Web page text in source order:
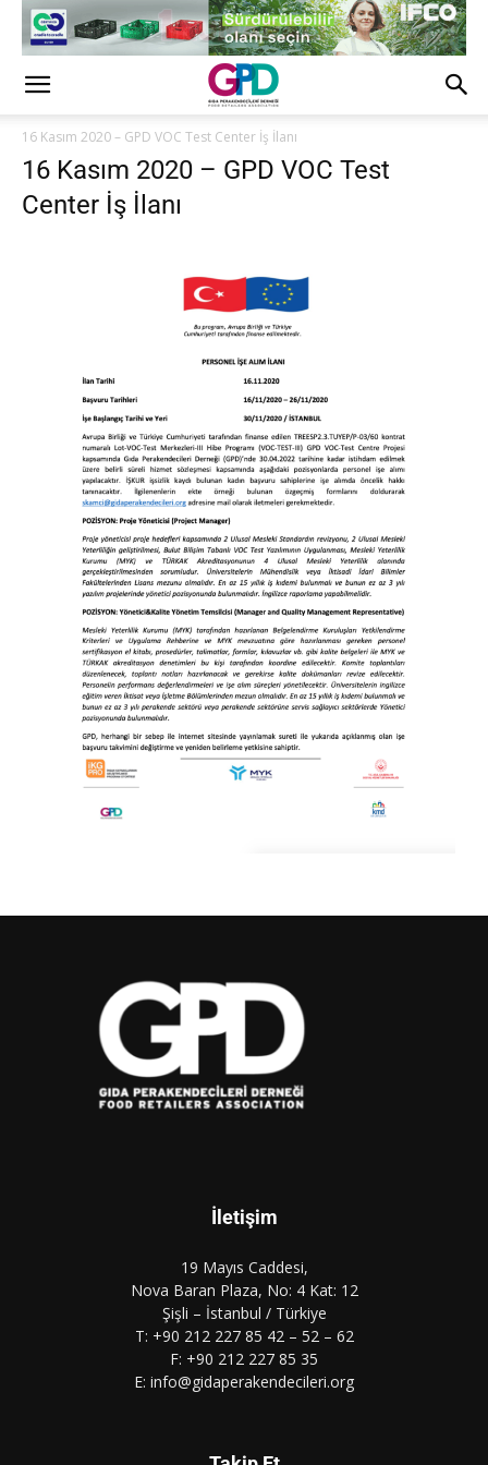
16 Kasım 2020 – GPD VOC Test Center İş İlanı
16 Kasım 2020 – GPD VOC Test
Center İş İlanı
İletişim
19 Mayıs Caddesi,
Nova Baran Plaza, No: 4 Kat: 12
Şişli – İstanbul / Türkiye
T: +90 212 227 85 42 – 52 – 62
F: +90 212 227 85 35
E: info@gidaperakendecileri.org